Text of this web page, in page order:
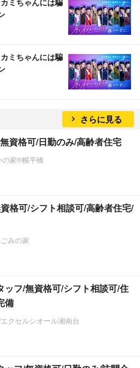
ミちゃんには騙
さらに見る
資格可/日勤のみ/高齢者住宅
の家®幌平橋
格可/シフト相談可/高齢者住宅/
みの家
ッフ/無資格可/シフト相談可/住
備
クセルシオール湘南台